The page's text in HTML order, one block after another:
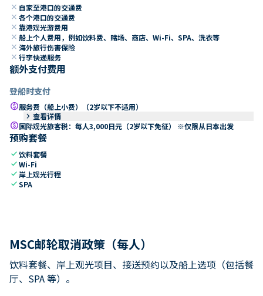
close 自家至港口的交通费
close 各个港口的交通费
close 靠港观光游费用
close 船上个人费用，例如饮料费、赌场、商店、Wi-Fi、SPA、洗衣等
close 海外旅行伤害保险
close 行李快递服务
额外支付费用
登船时支付
paid服务费（船上小费）（2岁以下不适用）
keyboard_arrow_right 查看详情
paid国际观光旅客税：每人3,000日元（2岁以下免征） ※仅限从日本出发
预购套餐
check饮料套餐
checkWi-Fi
check 岸上观光行程
checkSPA
MSC邮轮取消政策（每人）
饮料套餐、岸上观光项目、接送预约以及船上选项（包括餐
厅、SPA 等）。